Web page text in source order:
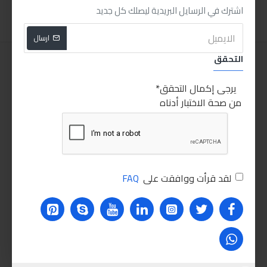
اشترك في الرسايل البريدية ليصلك كل جديد
ارسال
التحقق
يرجى إكمال التحقق
من صحة الاختبار أدناه
لقد قرأت ووافقت على FAQ